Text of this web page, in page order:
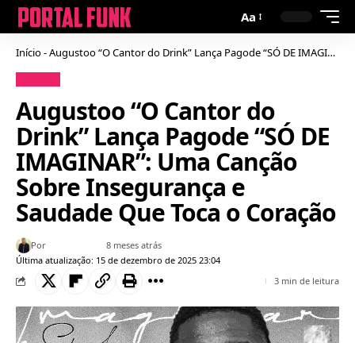
Aa
Início-Augustoo “O Cantor do Drink” Lança Pagode “SÓ DE IMAGINAR”: Uma Canção Sobre Insegurança e Saudade Que Toca o Coração
Augustoo “O Cantor do
Drink” Lança Pagode “SÓ DE
IMAGINAR”: Uma Canção
Sobre Insegurança e
Saudade Que Toca o Coração
Última atualização: 15 de dezembro de 2025 23:04
Por Bruno Gabriel8 meses atrás
3 min de leitura